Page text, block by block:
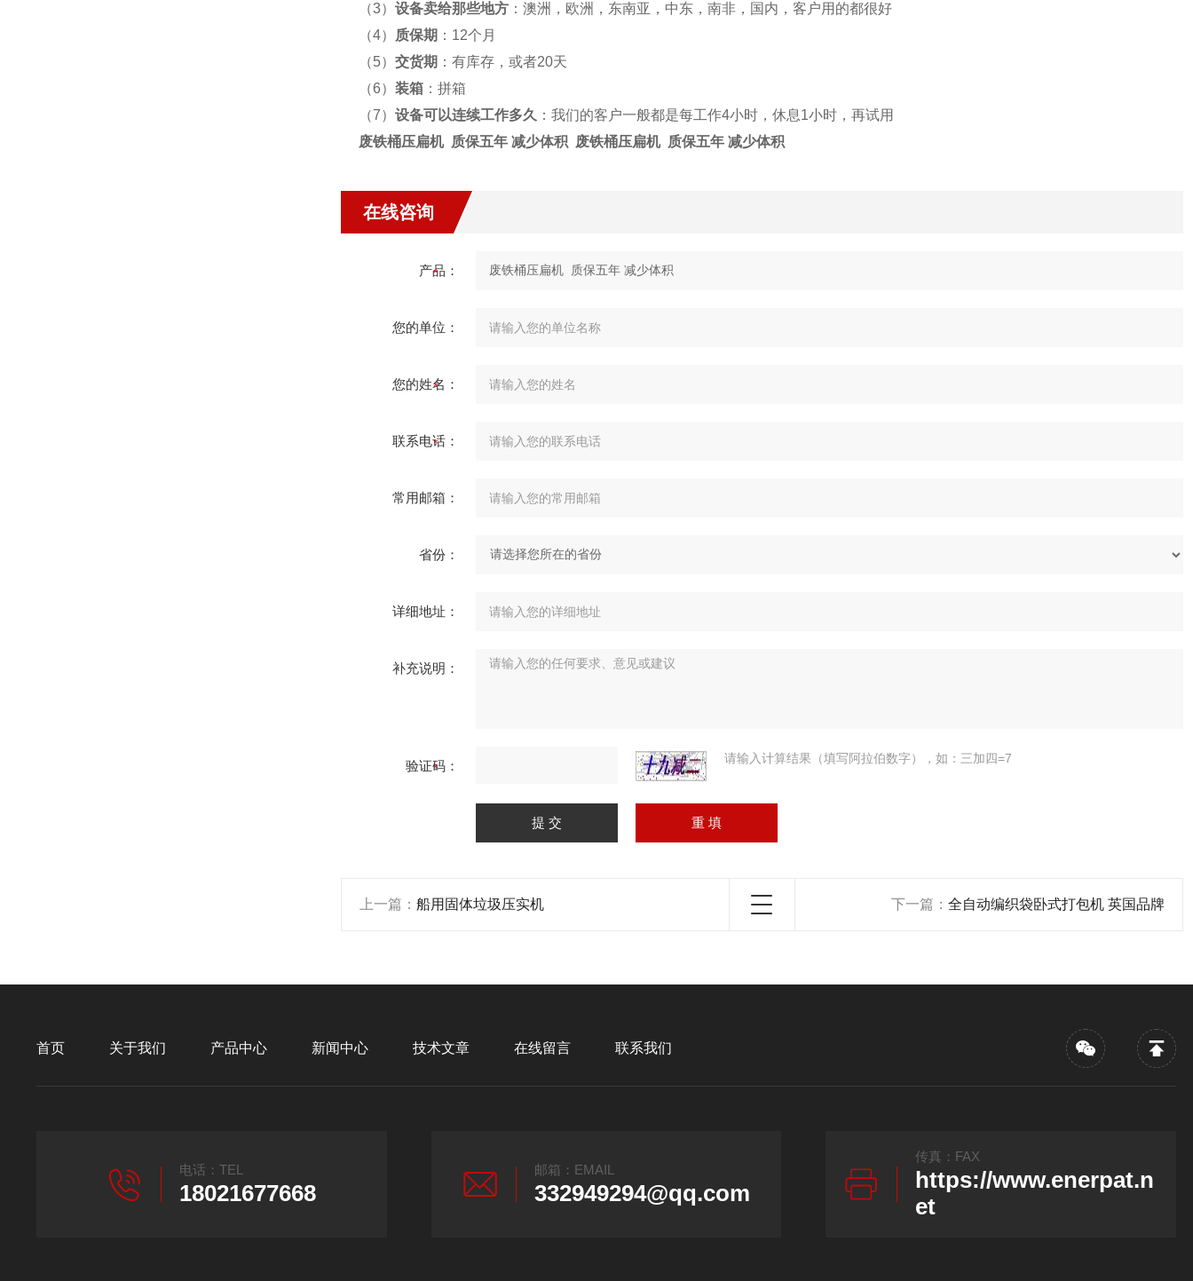
（3） 设备卖给那些地方 ：澳洲，欧洲，东南亚，中东，南非，国内，客户用的都很好
（4）
质保期 ：12个月
（5） 交货期 ：有库存，或者20天
（6） 装箱 ：拼箱
（7） 设备可以连续工作多久 ：我们的客户一般都是每工作4小时，休息1小时，再试用
废铁桶压扁机 质保五年 减少体积 废铁桶压扁机 质保五年 减少体积
在线咨询
产品：
您的单位：
您的姓名：
联系电话：
常用邮箱：
省份：
详细地址：
补充说明：
验证码： 请输入计算结果（填写阿拉伯数字），如：三加四=7
上一篇： 船用固体垃圾压实机 下一篇： 全自动编织袋卧式打包机 英国品牌
首页 关于我们 产品中心 新闻中心 技术文章 在线留言 联系我们
电话：TEL
18021677668
邮箱：EMAIL
332949294@qq.com
传真：FAX
https://www.enerpat.n
et